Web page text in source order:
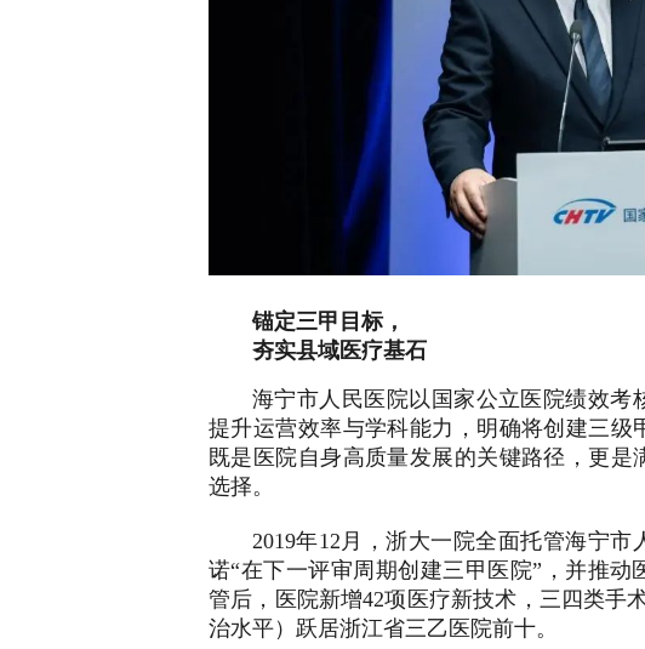
锚定三甲目标，
夯实县域医疗基石
海宁市人民医院以国家公立医院绩效考
提升运营效率与学科能力，明确将创建三级
既是医院自身高质量发展的关键路径，更
选择。
2019年12月，浙大一院全面托管海宁
诺“在下一评审周期创建三甲医院”，并推
管后，医院新增42项医疗新技术，三四类手
治水平）跃居浙江省三乙医院前十。